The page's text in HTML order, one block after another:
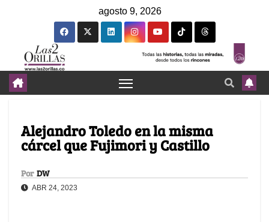
agosto 9, 2026
Alejandro Toledo en la misma
cárcel que Fujimori y Castillo
Por DW
ABR 24, 2023